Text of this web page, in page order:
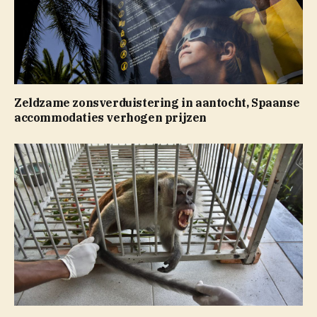
Zeldzame zonsverduistering in aantocht, Spaanse
accommodaties verhogen prijzen